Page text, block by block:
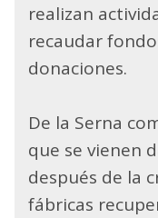
realizan
recaudar
donaciones.
De la Serna
que se vienen
después de la
fábricas